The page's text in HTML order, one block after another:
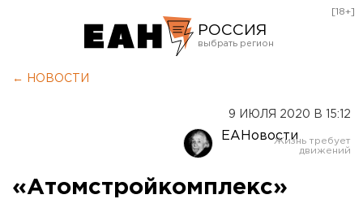
РОССИЯ
Оренбург
[18+]
← НОВОСТИ
9 ИЮЛЯ 2020 В 15:12
ЕАНовости
«Атомстройкомплекс»